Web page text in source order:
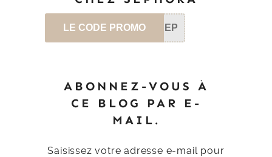
LE CODE PROMO SEP
ABONNEZ-VOUS À
CE BLOG PAR E-
MAIL.
Saisissez votre adresse e-mail pour